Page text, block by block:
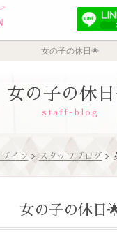
女の子の休日🌟
女の子の休
staff-blog
イン > スタッフブログ>
女の子の休日